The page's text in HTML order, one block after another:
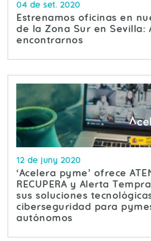
04 de set. 2020
Estrenamos oficinas en
de la Zona Sur en Sevilla:
encontrarnos
12 de juny 2020
‘Acelera pyme’ ofrece
RECUPERA y Alerta
sus soluciones
ciberseguridad para
autónomos